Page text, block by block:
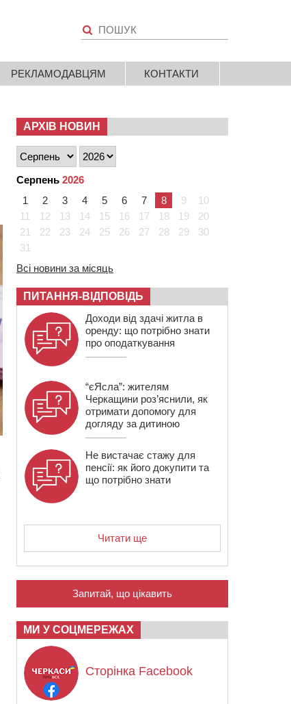
РЕКЛАМОДАВЦЯМ КОНТАКТИ
АРХІВ НОВИН
Серпень 2026
1
2 3 4 5 6 7 8 9
10
11
12 13 14 15 16 17 18 19
20
21
22 23 24 25 26 27 28 29
30
31
Всі новини за місяць
ПИТАННЯ-ВІДПОВІДЬ
Доходи від здачі житла в
оренду: що потрібно знати
про оподаткування
“єЯсла”: жителям
Черкащини роз’яснили, як
отримати допомогу для
догляду за дитиною
Не вистачає стажу для
пенсії: як його докупити та
що потрібно знати
Читати ще
Запитай, що цікавить
МИ У СОЦМЕРЕЖАХ
Сторінка Facebook